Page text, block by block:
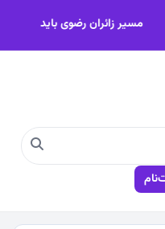
حال پیگیری است مسیر